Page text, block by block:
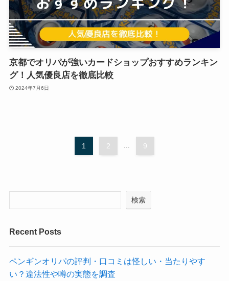
京都でオリパが強いカードショップおすすめランキン
グ！人気優良店を徹底比較
2024年7月6日
1 2 ... 9
検索
Recent Posts
ペンギンオリパの評判・口コミは怪しい・当たりやす
い？違法性や噂の実態を調査